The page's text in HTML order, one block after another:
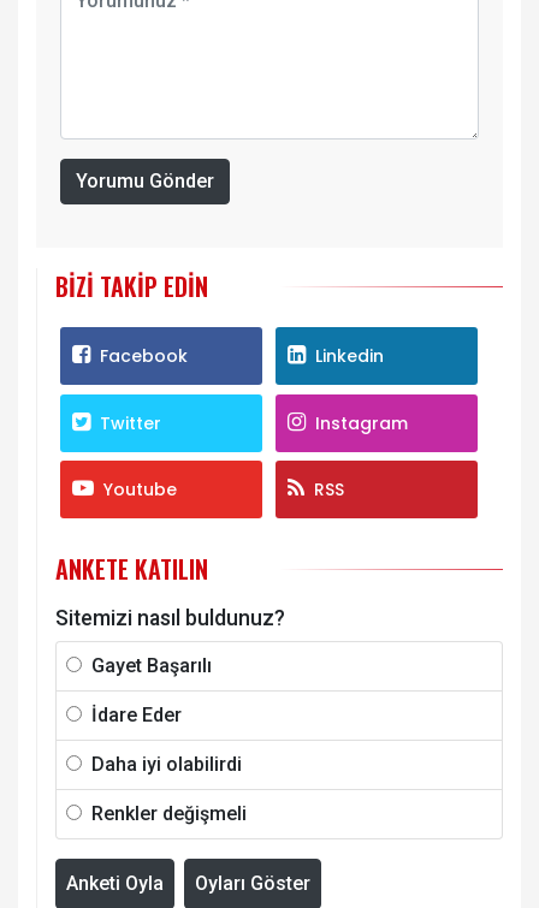
Yorumu Gönder
BIZI TAKIP EDIN
Facebook Linkedin
Twitter Instagram
Youtube RSS
ANKETE KATILIN
Sitemizi nasıl buldunuz?
Gayet Başarılı
İdare Eder
Daha iyi olabilirdi
Renkler değişmeli
Anketi Oyla Oyları Göster